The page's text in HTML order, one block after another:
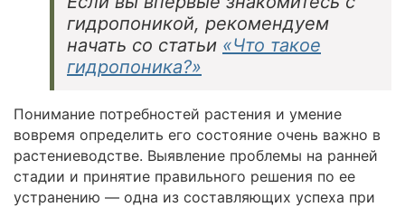
гидропоникой, рекомендуем
начать со статьи «Что такое
гидропоника?»
Понимание потребностей растения и умение
вовремя определить его состояние очень важно в
растениеводстве. Выявление проблемы на ранней
стадии и принятие правильного решения по ее
устранению — одна из составляющих успеха при